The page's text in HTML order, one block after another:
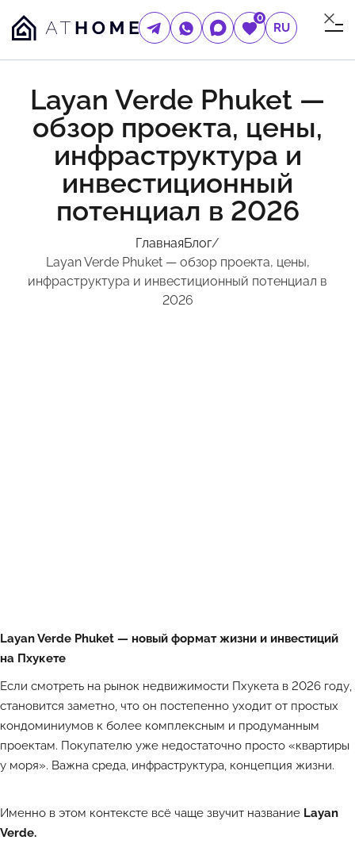
0
RU
Layan Verde Phuket —
обзор проекта, цены,
инфраструктура и
инвестиционный
потенциал в 2026
ГлавнаяБлог/
Layan Verde Phuket — обзор проекта, цены,
инфраструктура и инвестиционный потенциал в
2026
Layan Verde Phuket — новый формат жизни и инвестиций
на Пхукете
Если смотреть на рынок недвижимости Пхукета в 2026 году,
становится заметно, что он постепенно уходит от простых
кондоминиумов к более комплексным и продуманным
проектам. Покупателю уже недостаточно просто «квартиры
у моря». Важна среда, инфраструктура, концепция жизни.
Именно в этом контексте всё чаще звучит название Layan
Verde.